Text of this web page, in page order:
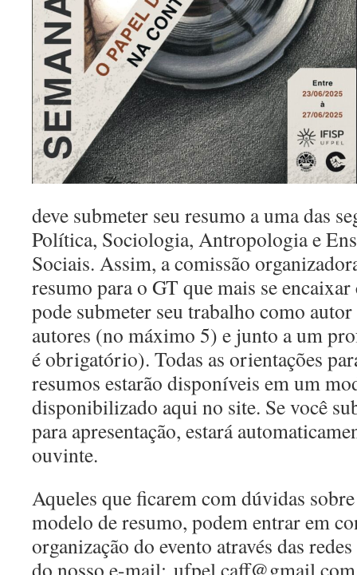
deve submeter seu resumo a uma das
Política, Sociologia, Antropologia e
Sociais. Assim, a comissão
resumo para o GT que mais se
pode submeter seu trabalho como
autores (no máximo 5) e junto a um
é obrigatório). Todas as orientações
resumos estarão disponíveis em um
disponibilizado aqui no site. Se você
para apresentação, estará
ouvinte.
Aqueles que ficarem com dúvidas
modelo de resumo, podem entrar em
organização do evento através das
do nosso e-mail: ufpel.caff@gmail.com